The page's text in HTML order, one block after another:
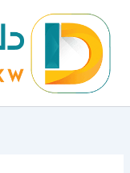
المحتوى